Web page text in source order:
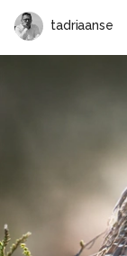
tadriaanse